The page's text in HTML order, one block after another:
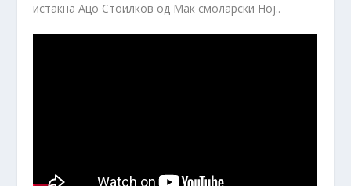
истакна Ацо Стоилков од Мак смоларски Ној..